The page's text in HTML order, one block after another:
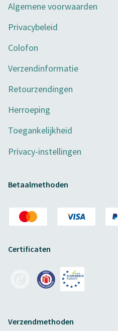
Algemene voorwaarden
Privacybeleid
Colofon
Verzendinformatie
Retourzendingen
Herroeping
Toegankelijkheid
Privacy-instellingen
Betaalmethoden
Certificaten
Verzendmethoden